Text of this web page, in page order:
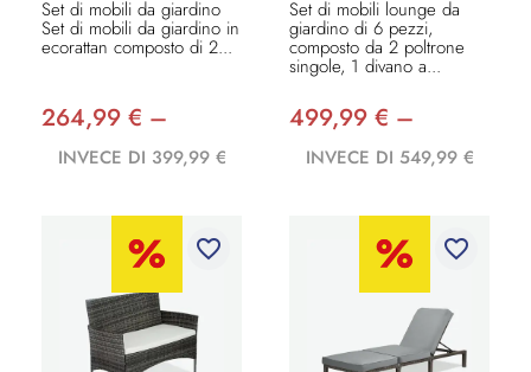
Set di mobili da giardino
Set di mobili da giardino in
ecorattan composto di 2...
264,99 € –
INVECE DI 399,99 €
Set di mobili lounge da
giardino di 6 pezzi,
composto da 2 poltrone
singole, 1 divano a...
499,99 € –
INVECE DI 549,99 €
favorite_border favorite_border